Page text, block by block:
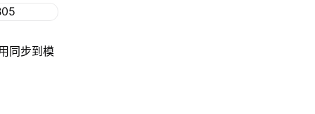
同步到模